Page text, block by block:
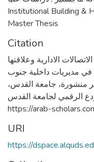
Institutional Building &
Master Thesis
Citation
(2007). واقع الاتصالات الادارية وعلاقتها
في مديريات داخلية جنوب
منشورة، جامعة القدس،
الرقمي لجامعة القدس.
https://arab-
URI
https://